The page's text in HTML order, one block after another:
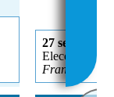
27
Elecciones al
Francia